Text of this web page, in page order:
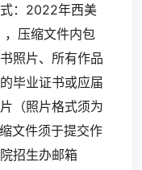
：2022年西美
压缩文件内包
照片、所有作品
毕业证书或应届
（照片格式须为
文件须于提交作
招生办邮箱